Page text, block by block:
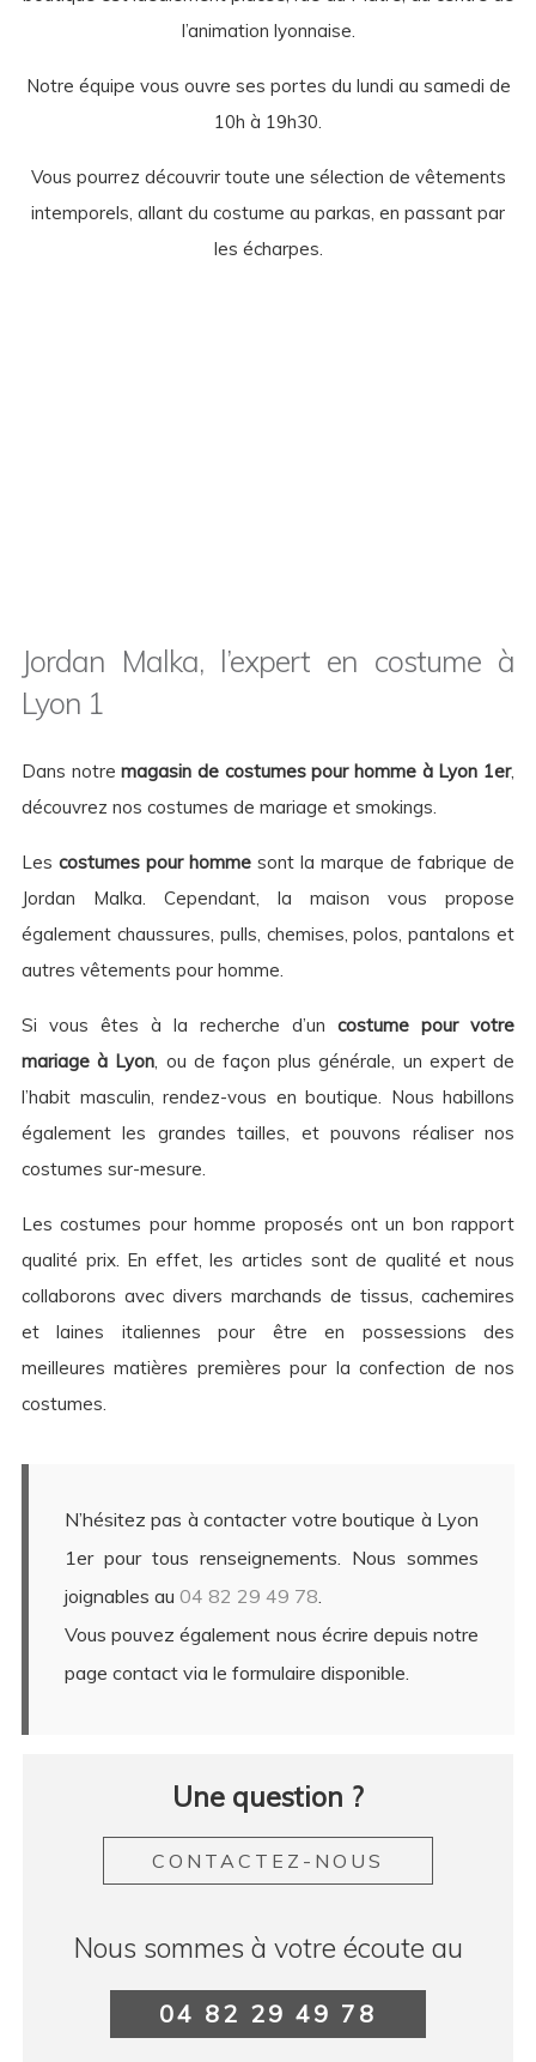
l’animation lyonnaise.
Notre équipe vous ouvre ses portes du lundi au samedi de
10h à 19h30.
Vous pourrez découvrir toute une sélection de vêtements
intemporels, allant du costume au parkas, en passant par
les écharpes.
Jordan Malka, l’expert en costume à
Lyon 1
Dans notremagasin de costumes pour homme à Lyon 1er,
découvrez nos costumes de mariage et smokings.
Les costumes pour homme sont la marque de fabrique de
Jordan Malka. Cependant, la maison vous propose
également chaussures, pulls, chemises, polos, pantalons et
autres vêtements pour homme.
Si vous êtes à la recherche d’un costume pour votre
mariage à Lyon, ou de façon plus générale, un expert de
l’habit masculin, rendez-vous en boutique. Nous habillons
également les grandes tailles, et pouvons réaliser nos
costumes sur-mesure.
Les costumes pour homme proposés ont un bon rapport
qualité prix. En effet, les articles sont de qualité et nous
collaborons avec divers marchands de tissus, cachemires
et laines italiennes pour être en possessions des
meilleures matières premières pour la confection de nos
costumes.
N’hésitez pas à contacter votre boutique à Lyon
1er pour tous renseignements. Nous sommes
joignables au 04 82 29 49 78.
Vous pouvez également nous écrire depuis notre
page contact via le formulaire disponible.
Une question ?
CONTACTEZ-NOUS
Nous sommes à votre écoute au
04 82 29 49 78